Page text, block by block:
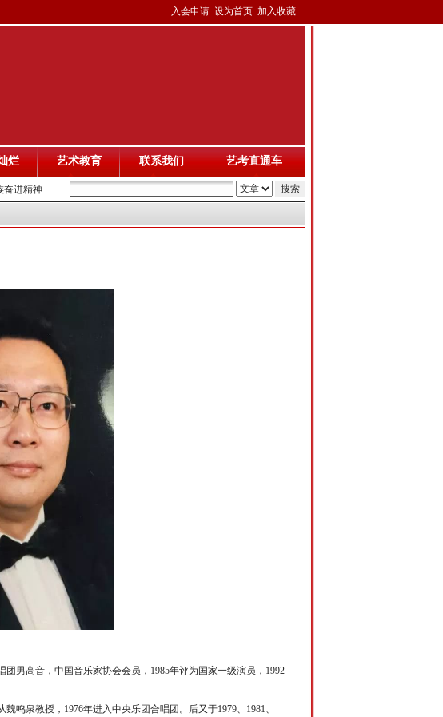
入会申请 设为首页 加入收藏
烂 艺术教育 联系我们 艺考直通车
奋进精神
男高音，中国音乐家协会会员，1985年评为国家一级演员，1992
鸣泉教授，1976年进入中央乐团合唱团。后又于1979、1981、